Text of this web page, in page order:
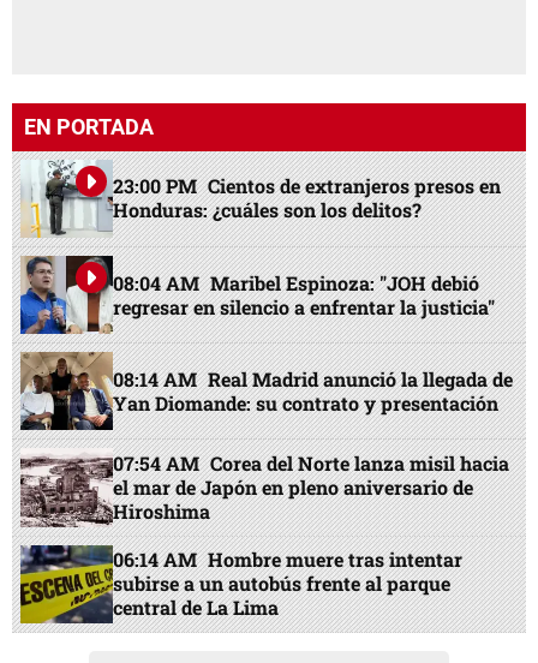
EN PORTADA
23:00 PM Cientos de extranjeros presos en
Honduras: ¿cuáles son los delitos?
08:04 AM Maribel Espinoza: "JOH debió
regresar en silencio a enfrentar la justicia"
08:14 AM Real Madrid anunció la llegada de
Yan Diomande: su contrato y presentación
07:54 AM Corea del Norte lanza misil hacia
el mar de Japón en pleno aniversario de
Hiroshima
06:14 AM Hombre muere tras intentar
subirse a un autobús frente al parque
central de La Lima